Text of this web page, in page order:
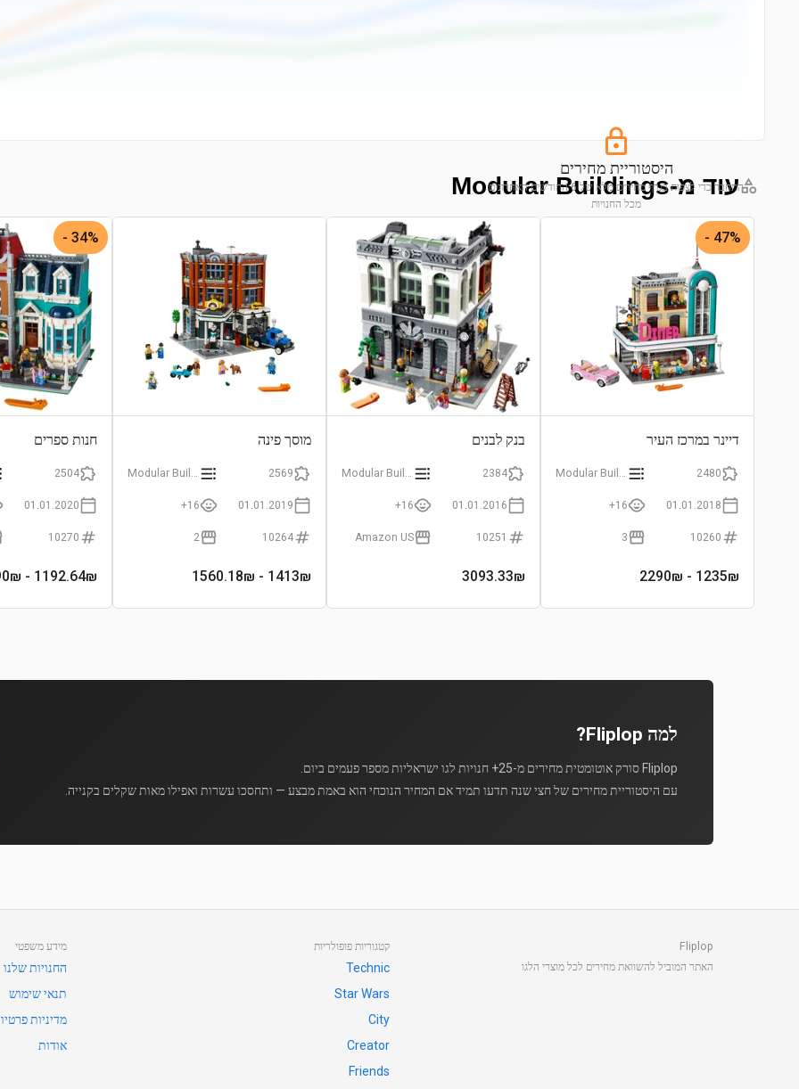
היסטוריית מחירים
התחבר כדי לצפות בגרף מחירים מלא של 6 החודשים האחרונים
מכל החנויות
עוד מ-Modular Buildings
47% -
דיינר במרכז העיר
2480
01.01.2018
16+
10260
3
1235₪
- 2290₪
בנק לבנים
2384
01.01.2016
16+
10251
Amazon US
3093.33₪
מוסך פינה
2569
01.01.2019
16+
10264
2
1413₪
- 1560.18₪
34% -
חנות ספרים
2504
01.01.2020
10270
1192.64₪
- 1790₪
למה Fliplop?
Fliplop סורק אוטומטית מחירים מ-25+ חנויות לגו ישראליות מספר פעמים ביום.
עם היסטוריית מחירים של חצי שנה תדעו תמיד אם המחיר הנוכחי הוא באמת מבצע — ותחסכו עשרות ואפילו מאות שקלים בקנייה.
Fliplop
האתר המוביל להשוואת מחירים לכל מוצרי הלגו
קטגוריות פופולריות
Technic
Star Wars
City
Creator
Friends
מידע משפטי
החנויות שלנו
תנאי שימוש
מדיניות
אודות